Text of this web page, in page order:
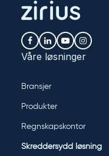
Våre løsninger
Bransjer
Produkter
Regnskapskontor
Skreddersydd løsning